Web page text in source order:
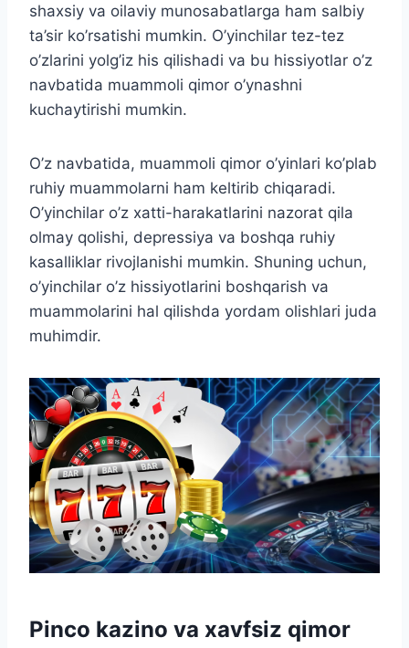
shaxsiy va oilaviy munosabatlarga ham salbiy
ta’sir ko’rsatishi mumkin. O’yinchilar tez-tez
o’zlarini yolg’iz his qilishadi va bu hissiyotlar o’z
navbatida muammoli qimor o’ynashni
kuchaytirishi mumkin.
O’z navbatida, muammoli qimor o’yinlari ko’plab
ruhiy muammolarni ham keltirib chiqaradi.
O’yinchilar o’z xatti-harakatlarini nazorat qila
olmay qolishi, depressiya va boshqa ruhiy
kasalliklar rivojlanishi mumkin. Shuning uchun,
o’yinchilar o’z hissiyotlarini boshqarish va
muammolarini hal qilishda yordam olishlari juda
muhimdir.
Pinco kazino va xavfsiz qimor